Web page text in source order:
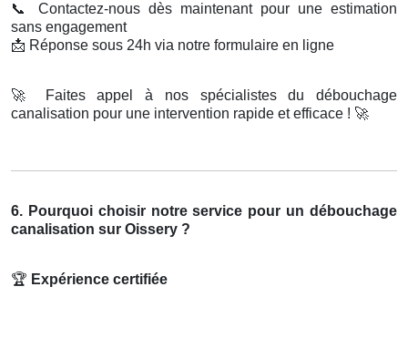
📞
Contactez-nous dès maintenant pour une estimation
sans engagement
📩 Réponse sous 24h via notre formulaire en ligne
🚀
Faites appel à nos spécialistes du débouchage
canalisation pour une intervention rapide et efficace ! 🚀
6. Pourquoi choisir notre service pour un débouchage
canalisation sur Oissery ?
🏆 Expérience certifiée